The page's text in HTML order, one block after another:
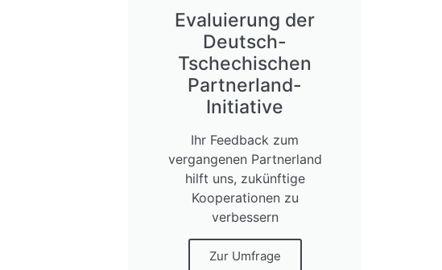
Evaluierung der
Deutsch-
Tschechischen
Partnerland-
Initiative
Ihr Feedback zum
vergangenen Partnerland
hilft uns, zukünftige
Kooperationen zu
verbessern
Zur Umfrage